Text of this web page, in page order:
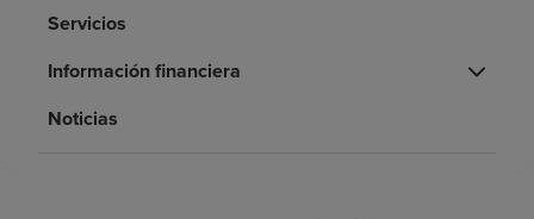
Acerca de nosotros
Servicios
Información financiera
Noticias